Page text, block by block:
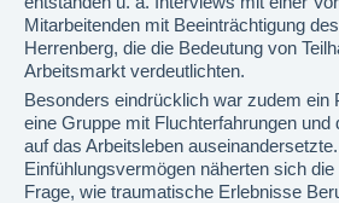
Mitarbeitenden mit Beeinträchtigung
Herrenberg, die die Bedeutung von
Arbeitsmarkt verdeutlichten.
Besonders eindrücklich war zudem ein
eine Gruppe mit Fluchterfahrungen und
auf das Arbeitsleben
Einfühlungsvermögen näherten sich
Frage, wie traumatische Erlebnisse